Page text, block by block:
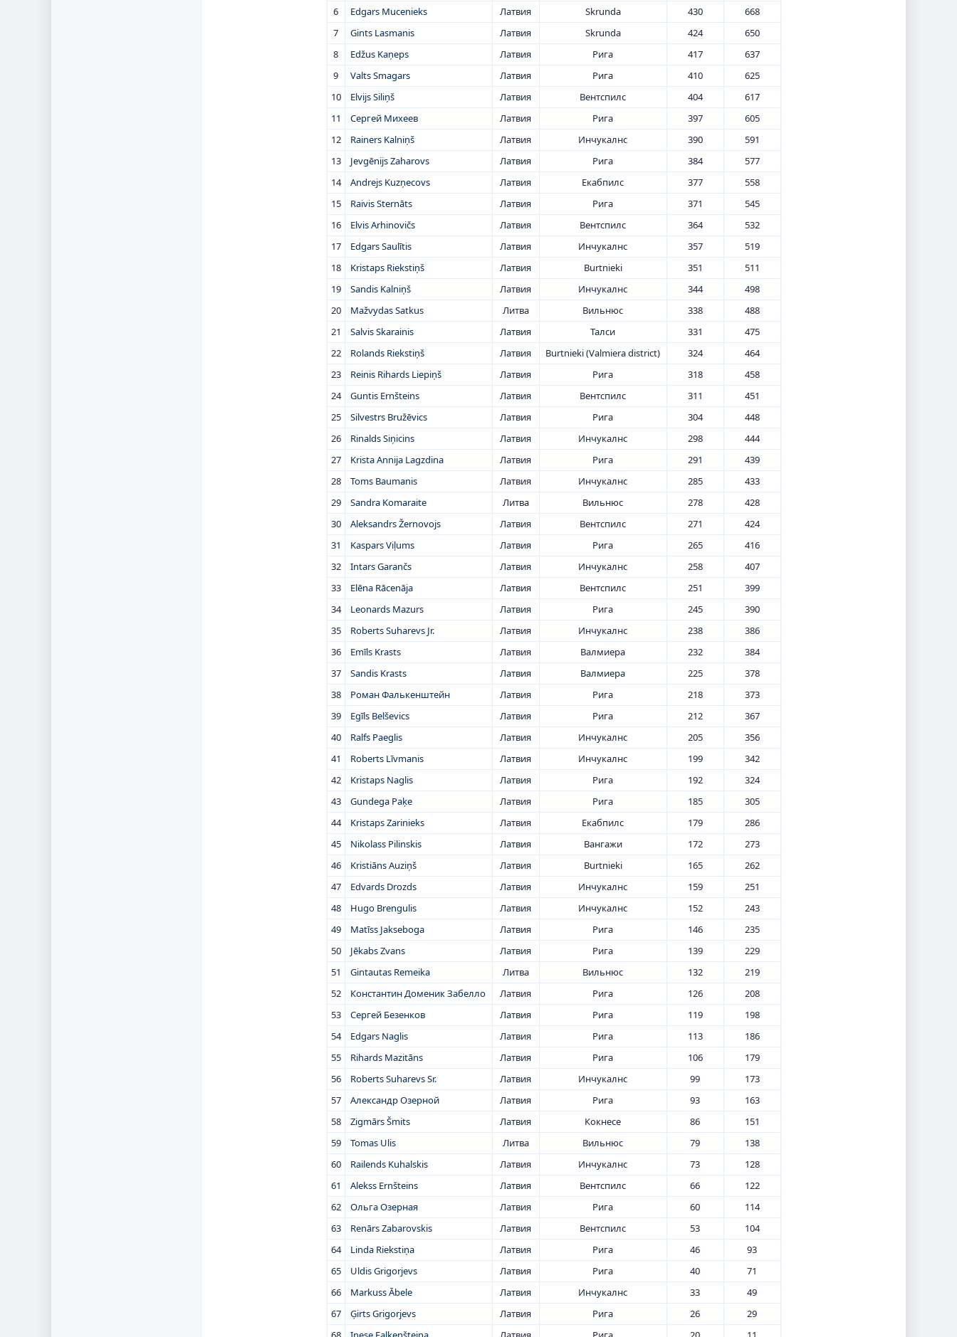
6
Edgars Mucenieks Латвия Skrunda 430
668
7
Gints Lasmanis Латвия Skrunda 424
650
8
Edžus Kaņeps Латвия Рига 417
637
9
Valts Smagars Латвия Рига 410
625
10
Elvijs Siliņš Латвия Вентспилс 404
617
11
Сергей Михеев Латвия Рига 397
605
12
Rainers Kalniņš Латвия Инчукалнс 390
591
13
Jevgēnijs Zaharovs Латвия Рига 384
577
14
Andrejs Kuzņecovs Латвия Екабпилс 377
558
15
Raivis Sternāts Латвия Рига 371
545
16
Elvis Arhinovičs Латвия Вентспилс 364
532
17
Edgars Saulītis Латвия Инчукалнс 357
519
18
Kristaps Riekstiņš Латвия Burtnieki 351
511
19
Sandis Kalniņš Латвия Инчукалнс 344
498
20
Mažvydas Satkus Литва Вильнюс 338
488
21
Salvis Skarainis Латвия Талси 331
475
22
Rolands Riekstiņš Латвия Burtnieki (Valmiera district) 324
464
23
Reinis Rihards Liepiņš Латвия Рига 318
458
24
Guntis Ernšteins Латвия Вентспилс 311
451
25
Silvestrs Bružēvics Латвия Рига 304
448
26
Rinalds Siņicins Латвия Инчукалнс 298
444
27
Krista Annija Lagzdina Латвия Рига 291
439
28
Toms Baumanis Латвия Инчукалнс 285
433
29
Sandra Komaraite Литва Вильнюс 278
428
30
Aleksandrs Žernovojs Латвия Вентспилс 271
424
31
Kaspars Viļums Латвия Рига 265
416
32
Intars Garančs Латвия Инчукалнс 258
407
33
Elēna Rācenāja Латвия Вентспилс 251
399
34
Leonards Mazurs Латвия Рига 245
390
35
Roberts Suharevs Jr. Латвия Инчукалнс 238
386
36
Emīls Krasts Латвия Валмиера 232
384
37
Sandis Krasts Латвия Валмиера 225
378
38
Роман Фалькенштейн Латвия Рига 218
373
39
Egīls Belševics Латвия Рига 212
367
40
Ralfs Paeglis Латвия Инчукалнс 205
356
41
Roberts Līvmanis Латвия Инчукалнс 199
342
42
Kristaps Naglis Латвия Рига 192
324
43
Gundega Paķe Латвия Рига 185
305
44
Kristaps Zarinieks Латвия Екабпилс 179
286
45
Nikolass Pilinskis Латвия Вангажи 172
273
46
Kristiāns Auziņš Латвия Burtnieki 165
262
47
Edvards Drozds Латвия Инчукалнс 159
251
48
Hugo Brengulis Латвия Инчукалнс 152
243
49
Matīss Jakseboga Латвия Рига 146
235
50
Jēkabs Zvans Латвия Рига 139
229
51
Gintautas Remeika Литва Вильнюс 132
219
52
Константин Доменик Забелло Латвия Рига 126
208
53
Сергей Безенков Латвия Рига 119
198
54
Edgars Naglis Латвия Рига 113
186
55
Rihards Mazitāns Латвия Рига 106
179
56
Roberts Suharevs Sr. Латвия Инчукалнс 99
173
57
Александр Озерной Латвия Рига 93
163
58
Zigmārs Šmits Латвия Кокнесе 86
151
59
Tomas Ulis Литва Вильнюс 79
138
60
Railends Kuhalskis Латвия Инчукалнс 73
128
61
Alekss Ernšteins Латвия Вентспилс 66
122
62
Ольга Озерная Латвия Рига 60
114
63
Renārs Zabarovskis Латвия Вентспилс 53
104
64
Linda Riekstiņa Латвия Рига 46
93
65
Uldis Grigorjevs Латвия Рига 40
71
66
Markuss Ābele Латвия Инчукалнс 33
49
67
Ģirts Grigorjevs Латвия Рига 26
29